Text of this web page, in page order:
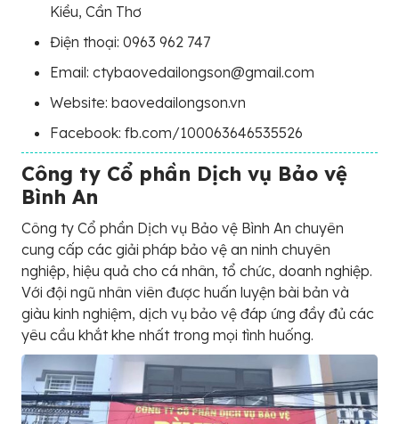
Kiều, Cần Thơ
Điện thoại: 0963 962 747
Email: ctybaovedailongson@gmail.com
Website: baovedailongson.vn
Facebook: fb.com/100063646535526
Công ty Cổ phần Dịch vụ Bảo vệ
Bình An
Công ty Cổ phần Dịch vụ Bảo vệ Bình An chuyên
cung cấp các giải pháp bảo vệ an ninh chuyên
nghiệp, hiệu quả cho cá nhân, tổ chức, doanh nghiệp.
Với đội ngũ nhân viên được huấn luyện bài bản và
giàu kinh nghiệm, dịch vụ bảo vệ đáp ứng đầy đủ các
yêu cầu khắt khe nhất trong mọi tình huống.